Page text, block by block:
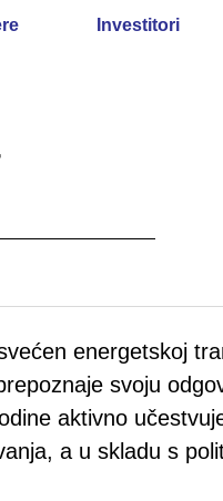
Investitori
energetskoj
svoju
aktivno
a u skladu s